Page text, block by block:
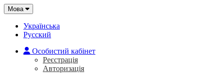
Мова
Українська
Русский
Особистий кабінет
Реєстрація
Авторизація